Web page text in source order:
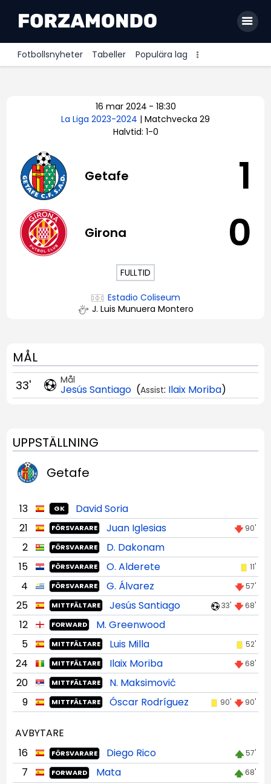
Fotbollsnyheter Tabeller Populära lag
Premier League
Bundesliga
Serie A
Ligue 1
16 mar 2024 - 18:30
La Liga 2023-2024 | Matchvecka 29
Halvtid: 1-0
Getafe 1
Girona 0
FULLTID
Estadio Coliseum
J. Luis Munuera Montero
MÅL
Mål
Jesús Santiago (Assist: Ilaix Moriba)
33'
UPPSTÄLLNING
Getafe
13 GK
David Soria
21
FÖRSVARARE Juan Iglesias 90'
2 FÖRSVARARE
D. Dakonam
15
FÖRSVARARE O. Alderete 11'
4 FÖRSVARARE G. Álvarez 57'
25 MITTFÄLTARE Jesús Santiago 33' 68'
12 FORWARD
M. Greenwood
5
MITTFÄLTARE Luis Milla 52'
24 MITTFÄLTARE Ilaix Moriba 68'
20 MITTFÄLTARE
N. Maksimović
9
MITTFÄLTARE Óscar Rodríguez 90' 90'
AVBYTARE
16
FÖRSVARARE Diego Rico 57'
7 FORWARD Mata 68'